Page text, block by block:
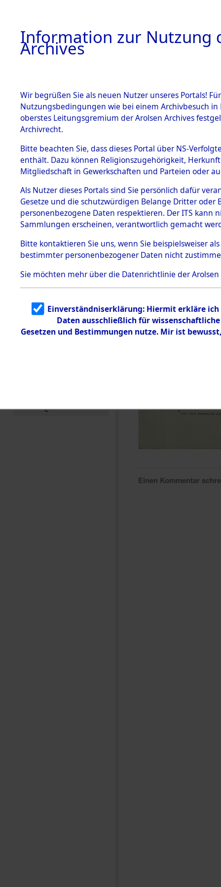
BESTÄNDE
1.
mente
5. Verschiedenes
5.3
Todesmärsche
5.3.1 Alliierte
Erhebungen
zu
Todesmärsch
en
5.3.2
Identifizierun
g
5.3.3
Todesmärsch
e
→0182
Einen Kommentar
Information zur Nutzung
Archives
Wir begrüßen Sie als neuen Nutzer unseres Portals!
Nutzungsbedingungen wie bei einem Archivbesuch
oberstes Leitungsgremium der Arolsen Archives
Archivrecht.
Bitte beachten Sie, dass dieses Portal über NS-
enthält. Dazu können Religionszugehörigkeit,
Mitgliedschaft in Gewerkschaften und Parteien oder
Als Nutzer dieses Portals sind Sie persönlich dafür
Gesetze und die schutzwürdigen Belange Dritter
personenbezogene Daten respektieren. Der ITS
Sammlungen erscheinen, verantwortlich gemacht
Bitte kontaktieren Sie uns, wenn Sie beispielsweiser
bestimmter personenbezogener Daten nicht
Sie möchten mehr über die Datenrichtlinie der Arolsen
Einverständniserklärung: Hiermit erkläre
Daten ausschließlich für
Gesetzen und Bestimmungen nutze. Mir ist